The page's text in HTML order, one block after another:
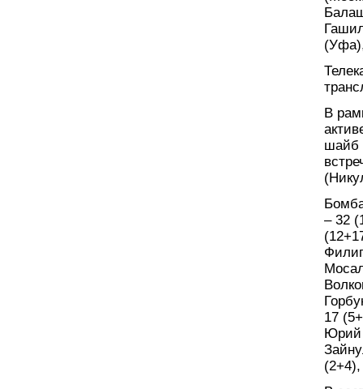
В
шайб
– 32
17
Юрий